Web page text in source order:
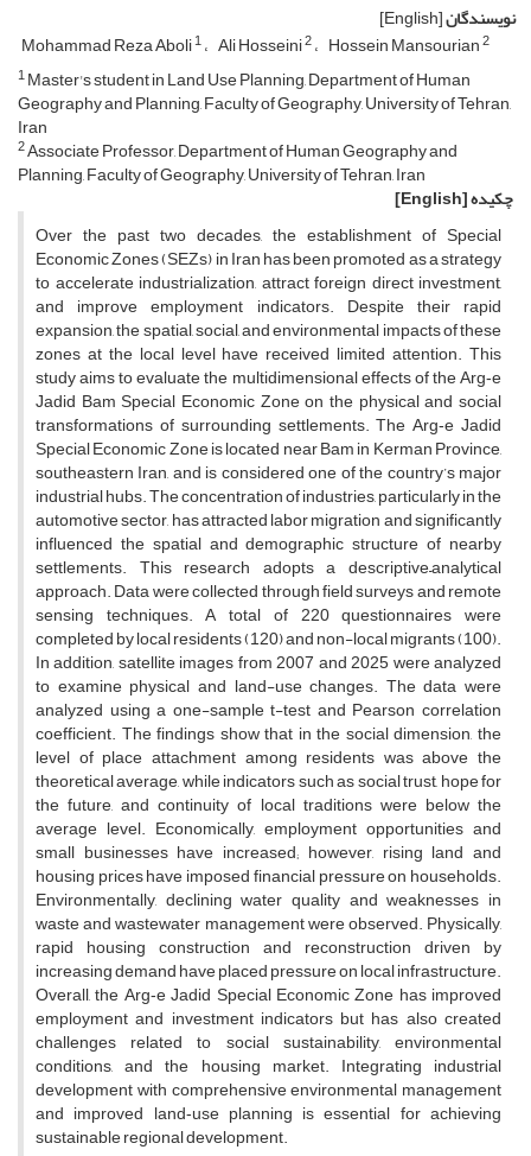
نویسندگان[English]
Mohammad Reza Aboli1 Ali Hosseini2 Hossein Mansourian2
1Master's student in Land Use Planning, Department of Human
Geography and Planning, Faculty of Geography, University of Tehran,
Iran
2Associate Professor, Department of Human Geography and
Planning, Faculty of Geography, University of Tehran, Iran
چکیده[English]
Over the past two decades, the establishment of Special
Economic Zones (SEZs) in Iran has been promoted as a strategy
to accelerate industrialization, attract foreign direct investment,
and improve employment indicators. Despite their rapid
expansion, the spatial, social, and environmental impacts of these
zones at the local level have received limited attention. This
study aims to evaluate the multidimensional effects of the Arg‑e
Jadid Bam Special Economic Zone on the physical and social
transformations of surrounding settlements. The Arg‑e Jadid
Special Economic Zone is located near Bam in Kerman Province,
southeastern Iran, and is considered one of the country’s major
industrial hubs. The concentration of industries, particularly in the
automotive sector, has attracted labor migration and significantly
influenced the spatial and demographic structure of nearby
settlements. This research adopts a descriptive–analytical
approach. Data were collected through field surveys and remote
sensing techniques. A total of 220 questionnaires were
completed by local residents (120) and non-local migrants (100).
In addition, satellite images from 2007 and 2025 were analyzed
to examine physical and land-use changes. The data were
analyzed using a one-sample t-test and Pearson correlation
coefficient. The findings show that in the social dimension, the
level of place attachment among residents was above the
theoretical average, while indicators such as social trust, hope for
the future, and continuity of local traditions were below the
average level. Economically, employment opportunities and
small businesses have increased; however, rising land and
housing prices have imposed financial pressure on households.
Environmentally, declining water quality and weaknesses in
waste and wastewater management were observed. Physically,
rapid housing construction and reconstruction driven by
increasing demand have placed pressure on local infrastructure.
Overall, the Arg‑e Jadid Special Economic Zone has improved
employment and investment indicators but has also created
challenges related to social sustainability, environmental
conditions, and the housing market. Integrating industrial
development with comprehensive environmental management
and improved land‑use planning is essential for achieving
sustainable regional development.